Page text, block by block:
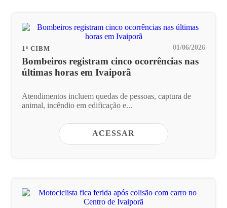
1ª CIBM 01/06/2026
Bombeiros registram cinco ocorrências nas
últimas horas em Ivaiporã
Atendimentos incluem quedas de pessoas, captura de
animal, incêndio em edificação e...
ACESSAR